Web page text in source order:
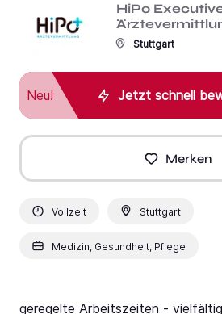
HiPo
Stuttgart
Jetzt schnell
Neu!
Merken
Vollzeit Stuttgart
Medizin, Gesundheit, Pflege
geregelte Arbeitszeiten -